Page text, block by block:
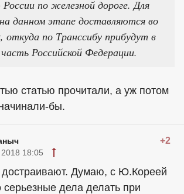
по железной дороге. Для
данном этапе доставляются во
откуда по Транссибу прибудут в
Российской Федерации.
статью прочитали, а уж потом
бы.
+2
2018 18:05
Думаю, с Ю.Кореей
дела делать при